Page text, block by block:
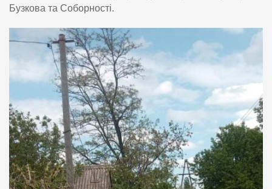
Бузкова та Соборності.